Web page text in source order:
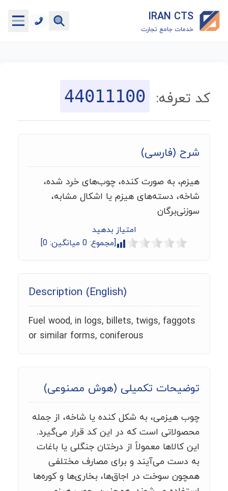
IRAN CTS
خدمات جامع تجارت
جستجوگر تعرفه گمرکی
ماشین حساب گمرکی
خدمات رایگان دیگر
کد تعرفه: 44011100
شرح (فارسی)
هیزم، به صورت کنده، چوب‌های خرد شده،
شاخه، دسته‌های هیزم یا اشکال مشابه،
سوزنی‌برگان
امتیاز بدهید
[مجموع: 0 میانگین: 0
]
Description (English)
Fuel wood, in logs, billets, twigs, faggots
or similar forms, coniferous
توضیحات تکمیلی (هوش مصنوعی)
چوب هیزمی، به شکل کنده یا شاخه، از جمله
محصولاتی است که در این کد قرار می‌گیرد.
این کالاها معمولاً از درختان جنگلی یا باغات
به دست می‌آیند و برای مصارف مختلفی
همچون سوخت در اجاق‌ها، بخاری‌ها و کوره‌ها